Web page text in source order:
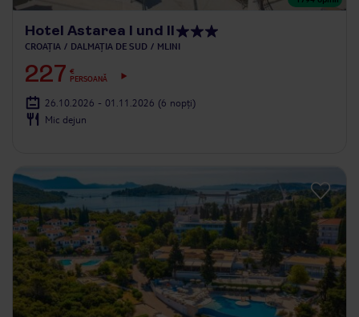
Hotel Astarea I und II
CROAȚIA DALMAȚIA DE SUD MLINI
227 €
PERSOANĂ
26.10.2026 - 01.11.2026 (6 nopți)
Mic dejun